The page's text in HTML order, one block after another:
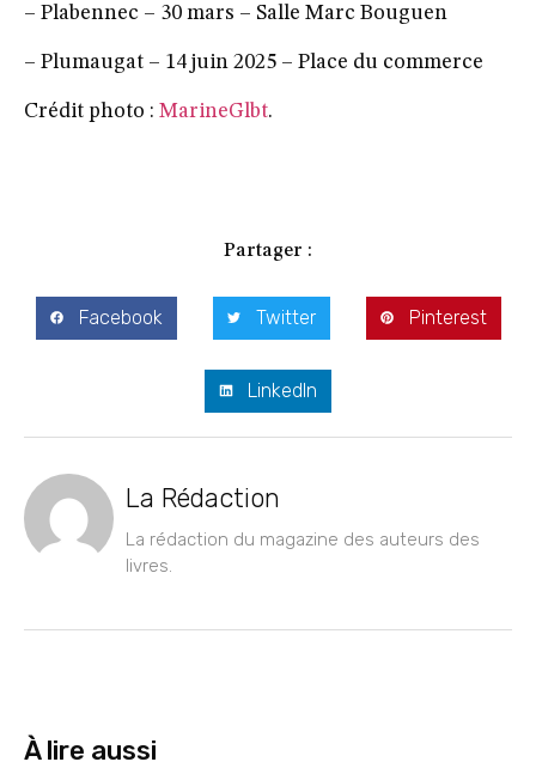
– Plabennec – 30 mars – Salle Marc Bouguen
– Plumaugat – 14 juin 2025 – Place du commerce
Crédit photo : MarineGlbt.
Partager :
Facebook Twitter Pinterest
LinkedIn
La Rédaction
La rédaction du magazine des auteurs des
livres.
À lire aussi